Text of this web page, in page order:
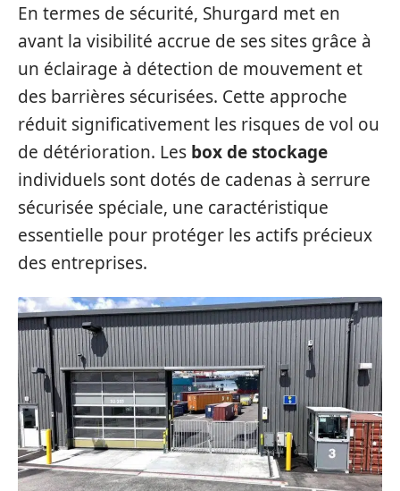
En termes de sécurité, Shurgard met en
avant la visibilité accrue de ses sites grâce à
un éclairage à détection de mouvement et
des barrières sécurisées. Cette approche
réduit significativement les risques de vol ou
de détérioration. Les box de stockage
individuels sont dotés de cadenas à serrure
sécurisée spéciale, une caractéristique
essentielle pour protéger les actifs précieux
des entreprises.